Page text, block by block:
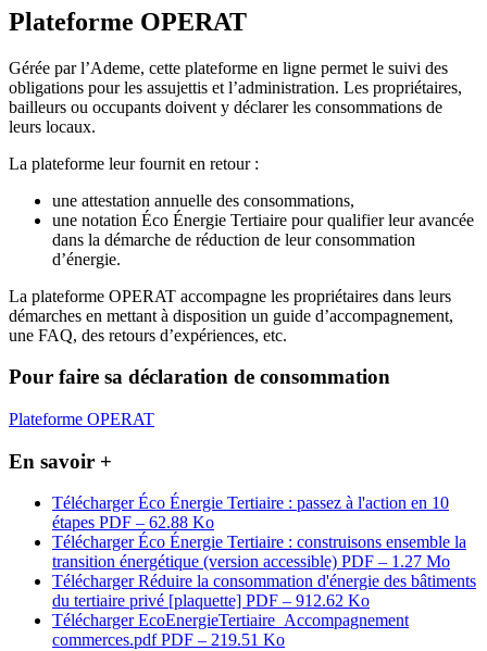
Plateforme OPERAT
Gérée par l’Ademe, cette plateforme en ligne permet le suivi des
obligations pour les assujettis et l’administration. Les propriétaires,
bailleurs ou occupants doivent y déclarer les consommations de
leurs locaux.
La plateforme leur fournit en retour :
une attestation annuelle des consommations,
une notation Éco Énergie Tertiaire pour qualifier leur avancée
dans la démarche de réduction de leur consommation
d’énergie.
La plateforme OPERAT accompagne les propriétaires dans leurs
démarches en mettant à disposition un guide d’accompagnement,
une FAQ, des retours d’expériences, etc.
Pour faire sa déclaration de consommation
Plateforme OPERAT
En savoir +
Télécharger Éco Énergie Tertiaire : passez à l'action en 10
étapes PDF – 62.88 Ko
Télécharger Éco Énergie Tertiaire : construisons ensemble la
transition énergétique (version accessible) PDF – 1.27 Mo
Télécharger Réduire la consommation d'énergie des bâtiments
du tertiaire privé [plaquette] PDF – 912.62 Ko
Télécharger EcoEnergieTertiaire_Accompagnement
commerces.pdfPDF – 219.51 Ko